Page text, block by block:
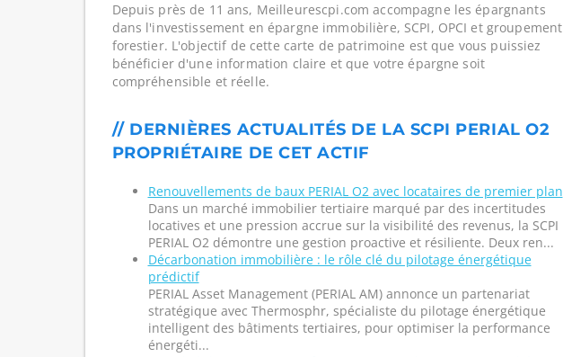
Depuis près de 11 ans, Meilleurescpi.com accompagne les épargnants
dans l'investissement en épargne immobilière, SCPI, OPCI et groupement
forestier. L'objectif de cette carte de patrimoine est que vous puissiez
bénéficier d'une information claire et que votre épargne soit
compréhensible et réelle.
// DERNIÈRES ACTUALITÉS DE LA SCPI PERIAL O2
PROPRIÉTAIRE DE CET ACTIF
Renouvellements de baux PERIAL O2 avec locataires de premier plan
Dans un marché immobilier tertiaire marqué par des incertitudes
locatives et une pression accrue sur la visibilité des revenus, la SCPI
PERIAL O2 démontre une gestion proactive et résiliente. Deux ren...
Décarbonation immobilière : le rôle clé du pilotage énergétique
prédictif
PERIAL Asset Management (PERIAL AM) annonce un partenariat
stratégique avec Thermosphr, spécialiste du pilotage énergétique
intelligent des bâtiments tertiaires, pour optimiser la performance
énergéti...